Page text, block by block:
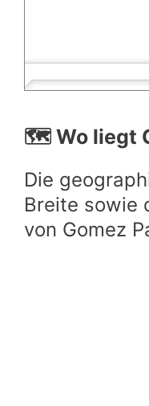
🗺️ Wo liegt
Die
Breite sowie
von Gomez